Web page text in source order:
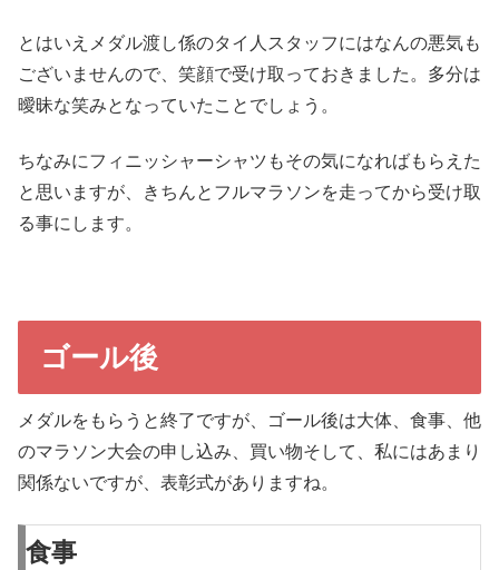
とはいえメダル渡し係のタイ人スタッフにはなんの悪気も
ございませんので、笑顔で受け取っておきました。多分は
曖昧な笑みとなっていたことでしょう。
ちなみにフィニッシャーシャツもその気になればもらえた
と思いますが、きちんとフルマラソンを走ってから受け取
る事にします。
ゴール後
メダルをもらうと終了ですが、ゴール後は大体、食事、他
のマラソン大会の申し込み、買い物そして、私にはあまり
関係ないですが、表彰式がありますね。
食事